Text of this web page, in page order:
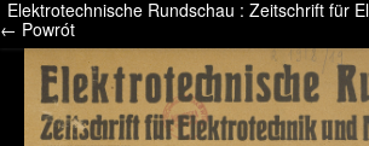
/* */ /* */ /* pliki_strona_po_stronie */
Elektrotechnische Rundschau : Zeitschrift für
← Powrót